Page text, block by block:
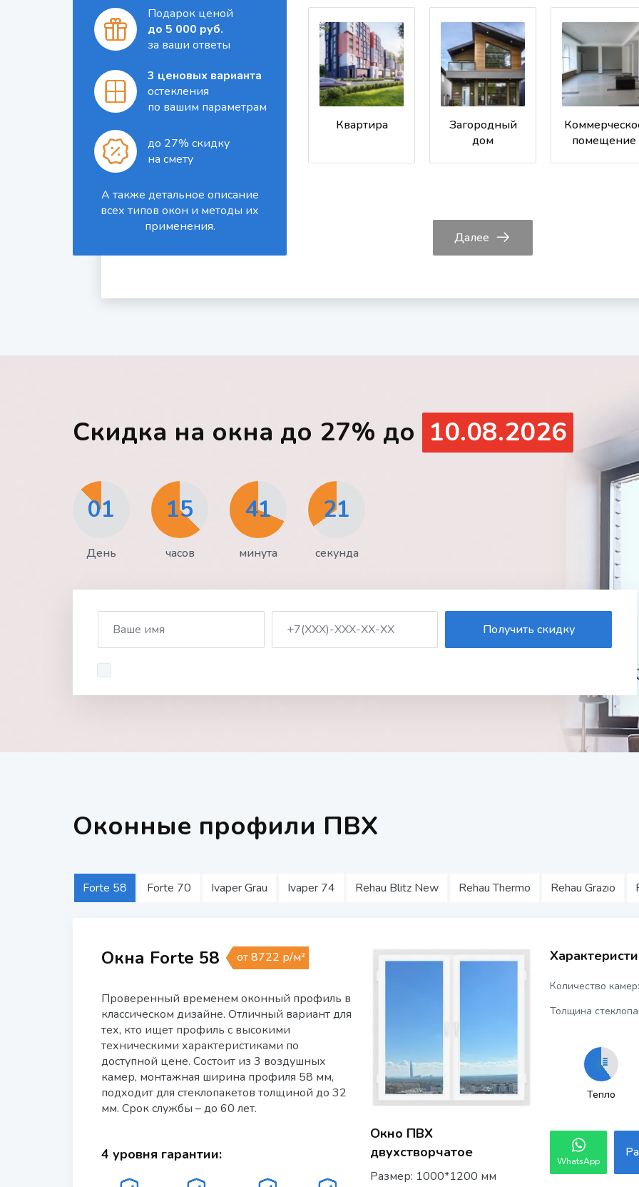
Подарок ценой
до 5 000 руб.
за ваши ответы
3 ценовых варианта
остекления
по вашим параметрам
до 27% скидку
на смету
А также детальное описание
всех типов окон и методы их
применения.
Квартира
Загородный
дом
помещение
Далее
Скидка на окна до 27% до 10.08.2026
01
День
15
часов
41
минута
20
секунд
Получить скидку
Оконные профили ПВХ
Forte 58 Forte 70 Ivaper Grau Ivaper 74 Rehau Blitz New Rehau Thermo Rehau Grazio
Окна Forte 58 от 8722 р/м²
Проверенный временем оконный профиль в
классическом дизайне. Отличный вариант для
тех, кто ищет профиль с высокими
техническими характеристиками по
доступной цене. Состоит из 3 воздушных
камер, монтажная ширина профиля 58 мм,
подходит для стеклопакетов толщиной до 32
мм. Срок службы – до 60 лет.
4 уровня гарантии:
Окно ПВХ
двухстворчатое
Размер: 1000*1200 мм
Количество камер:
Толщина
Тепло
WhatsApp